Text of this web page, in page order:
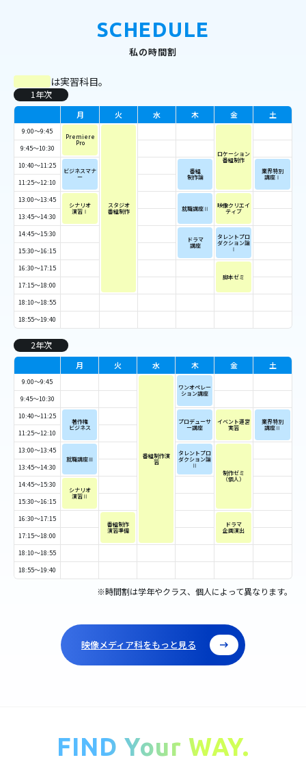
SCHEDULE
私の時間割
は実習科目。
1年次
月 火 水 木 金 土
9:00～9:45
Premiere
Pro
スタジオ
番組制作
ロケーション
番組制作
9:45～10:30
10:40～11:25
ビジネスマナ
ー
番組
制作論
業界特別
講座Ⅰ
11:25～12:10
13:00～13:45
シナリオ
演習Ⅰ
就職講座Ⅱ
映像クリエイ
ティブ
13:45～14:30
14:45～15:30
ドラマ
講座
タレントプロ
ダクション論
Ⅰ
15:30～16:15
16:30～17:15
脚本ゼミ
17:15～18:00
18:10～18:55
18:55～19:40
2年次
月 火 水 木 金 土
9:00～9:45
番組制作演
習
ワンオペレー
ション講座
9:45～10:30
10:40～11:25
著作権
ビジネス
プロデューサ
ー講座
イベント運営
実習
業界特別
講座Ⅱ
11:25～12:10
13:00～13:45
就職講座Ⅲ
タレントプロ
ダクション論
Ⅱ
制作ゼミ
（個人）
13:45～14:30
14:45～15:30
シナリオ
演習Ⅱ
15:30～16:15
16:30～17:15
番組制作
演習準備
ドラマ
企画演出
17:15～18:00
18:10～18:55
18:55～19:40
※時間割は学年やクラス、個人によって異なります。
映像メディア科をもっと見る
FIND Your WAY.